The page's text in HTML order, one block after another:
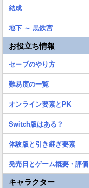
結成
地下 ～ 黒鉄宮
お役立ち情報
セーブのやり方
難易度の一覧
オンライン要素とPK
Switch版はある？
体験版と引き継ぎ要素
発売日とゲーム概要・評価
キャラクター